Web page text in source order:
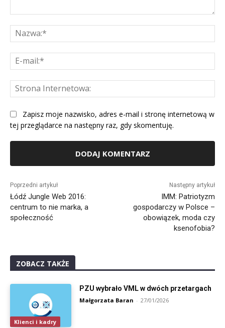
Zapisz moje nazwisko, adres e-mail i stronę internetową w
tej przeglądarce na następny raz, gdy skomentuję.
Poprzedni artykuł
Łódź Jungle Web 2016:
centrum to nie marka, a
społeczność
Następny artykuł
IMM: Patriotyzm
gospodarczy w Polsce –
obowiązek, moda czy
ksenofobia?
ZOBACZ TAKŻE
Klienci i kadry
PZU wybrało VML w dwóch przetargach
Małgorzata Baran - 27/01/2026